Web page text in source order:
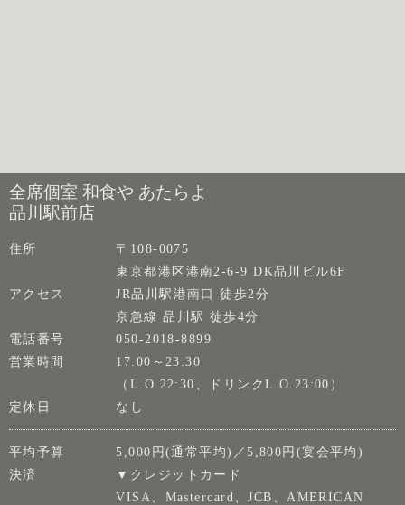
全席個室 和食や あたらよ
品川駅前店
住所
〒108-0075
東京都港区港南2-6-9 DK品川ビル6F
アクセス
JR品川駅港南口 徒歩2分
京急線 品川駅 徒歩4分
電話番号
050-2018-8899
営業時間
17:00～23:30
（L.O.22:30、ドリンクL.O.23:00）
定休日
なし
平均予算
5,000円(通常平均)／5,800円(宴会平均)
決済
▼クレジットカード
VISA、Mastercard、JCB、AMERICAN